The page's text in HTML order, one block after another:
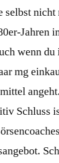
selbst nicht
Jahren
wenn
mg
Schluss